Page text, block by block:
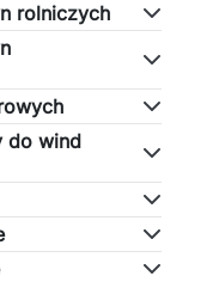
rolniczych
do wind